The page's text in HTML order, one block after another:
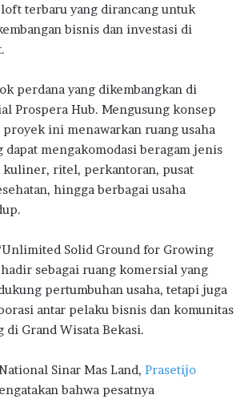
terbaru yang dirancang untuk
bisnis dan investasi di
perdana yang dikembangkan di
Prospera Hub. Mengusung konsep
ini menawarkan ruang usaha
dapat mengakomodasi beragam jenis
kuliner, ritel, perkantoran, pusat
hingga berbagai usaha
Solid Ground for Growing
sebagai ruang komersial yang
pertumbuhan usaha, tetapi juga
antar pelaku bisnis dan komunitas
di Grand Wisata Bekasi.
Sinar Mas Land, Prasetijo
bahwa pesatnya